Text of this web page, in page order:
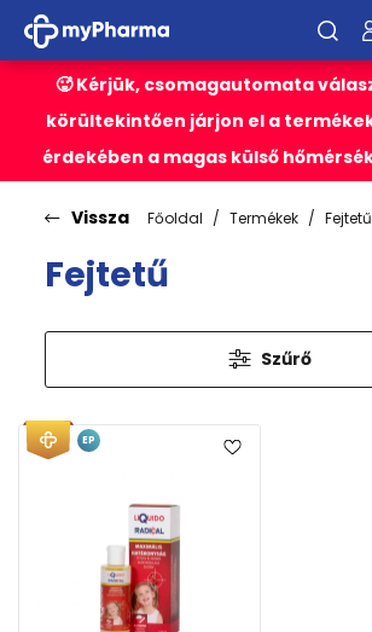
🥵 Kérjük, csomagautomata
körültekintően járjon el a
érdekében a magas külső
Vissza Főoldal Termékek Fejtetű
Fejtetű
Szűrő
EP